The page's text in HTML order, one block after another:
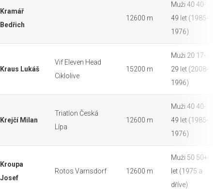
Kramář
Bedřich
12600 m
Muži 40 40-
49 let (1985-
1976)
Kraus Lukáš
Vif Eleven Head
Ciklolive
15200 m
Muži 20 17-
29 let (2008-
1996)
Krejčí Milan
Triatlon Česká
Lípa
12600 m
Muži 40 40-
49 let (1985-
1976)
Kroupa
Josef
Rotos Varnsdorf 12600 m
Muži 50 50+
let (1975 a
dříve)